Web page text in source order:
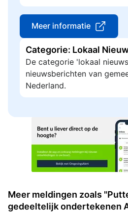
Meer informatie
Categorie: Lokaal
De categorie 'lokaal
nieuwsberichten van
Nederland.
Meer meldingen zoals
gedeeltelijk ondertekenen